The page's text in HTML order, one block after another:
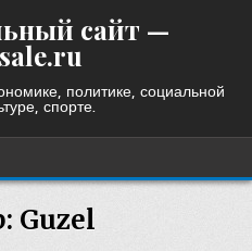
сайт —
политике, социальной
спорте.
Guzel